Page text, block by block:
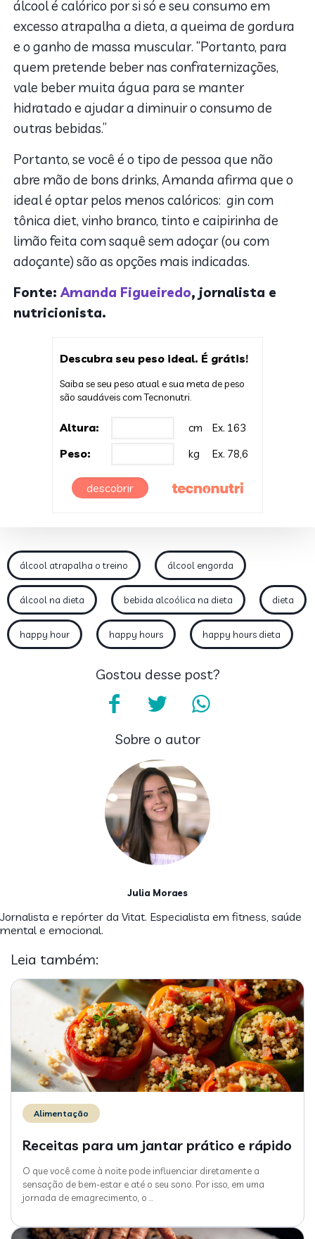
álcool é calórico por si só e seu consumo em
excesso atrapalha a dieta, a queima de gordura
e o ganho de massa muscular. “Portanto, para
quem pretende beber nas confraternizações,
vale beber muita água para se manter
hidratado e ajudar a diminuir o consumo de
outras bebidas.”
Portanto, se você é o tipo de pessoa que não
abre mão de bons drinks, Amanda afirma que o
ideal é optar pelos menos calóricos: gin com
tônica diet, vinho branco, tinto e caipirinha de
limão feita com saquê sem adoçar (ou com
adoçante) são as opções mais indicadas.
Fonte:Amanda Figueiredo, jornalista e
nutricionista.
Descubra seu peso ideal. É grátis!
Saiba se seu peso atual e sua meta de peso
são saudáveis com Tecnonutri.
Altura: cm Ex. 163
Peso: kg Ex. 78,6
descobrir
álcool atrapalha o treino álcool engorda
álcool na dieta bebida alcoólica na dieta dieta
happy hour happy hours happy hours dieta
Gostou desse post?
Sobre o autor
Julia Moraes
Jornalista e repórter da Vitat. Especialista em fitness, saúde
mental e emocional.
Leia também:
Alimentação
Receitas para um jantar prático e rápido
O que você come à noite pode influenciar diretamente a
sensação de bem-estar e até o seu sono. Por isso, em uma
jornada de emagrecimento, o